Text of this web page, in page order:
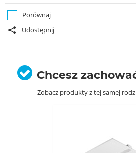
Porównaj
Udostępnij
Chcesz
Zobacz produkty z tej samej